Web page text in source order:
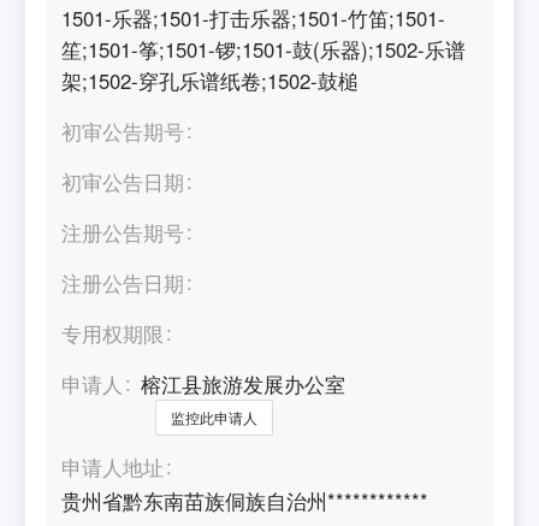
1501-乐器;1501-打击乐器;1501-竹笛;1501-
笙;1501-筝;1501-锣;1501-鼓(乐器);1502-乐谱
架;1502-穿孔乐谱纸卷;1502-鼓槌
初审公告期号
初审公告日期
注册公告期号
注册公告日期
专用权期限
申请人
榕江县旅游发展办公室
监控此申请人
申请人地址
贵州省黔东南苗族侗族自治州************